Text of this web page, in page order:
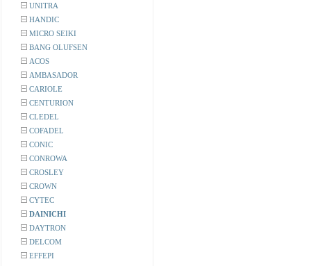
UNITRA
HANDIC
MICRO SEIKI
BANG OLUFSEN
ACOS
AMBASADOR
CARIOLE
CENTURION
CLEDEL
COFADEL
CONIC
CONROWA
CROSLEY
CROWN
CYTEC
DAINICHI
DAYTRON
DELCOM
EFFEPI